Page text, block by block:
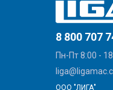
8 800 707
Пн-Пт 8:00 -
ООО "ЛИГА"